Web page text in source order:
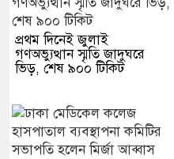
প্রথম দিনেই জুলাই
গণঅভ্যুত্থান স্মৃতি জাদুঘরে
ভিড়, শেষ ৯০০ টিকিট